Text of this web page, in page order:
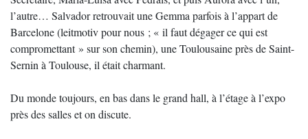
l’autre… Salvador retrouvait une Gemma parfois à l’appart de
Barcelone (leitmotiv pour nous ; « il faut dégager ce qui est
compromettant » sur son chemin), une Toulousaine près de Saint-
Sernin à Toulouse, il était charmant.
Du monde toujours, en bas dans le grand hall, à l’étage à l’expo
près des salles et on discute.